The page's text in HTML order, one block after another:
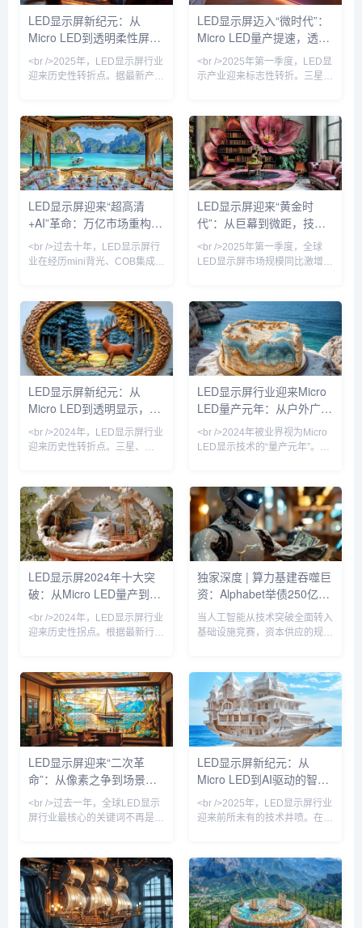
突破0.3mm，亮度达到
10000nits，在强光环境下依然
保持高对比度。与此同时，
速渗透
LED在亮度、响应速度和寿命上
具有压倒性优势，尤其适合户外
强光环境下的超高清显示。业内
LED显示屏新纪元：从
Micro LED到透明柔性屏，
2025年技术革命如何重塑
视觉产业
<br />2025年，LED显示屏行业
迎来历史性转折点。据最新产业
99.9%，单颗成本下降40%，这
意味着困扰行业十年的“量产魔
咒”正式解除。与传统的LCD和
OLED相比，Micro LED在亮
度、寿命和响应速度上实现了数
量级提升，尤其是在户外强光环
境下，其20000尼特以上的峰值
亮度让画面依然清晰锐利。业内
LED显示屏迈入“微时代”：
Micro LED量产提速，透明
屏与虚拟拍摄引爆新场景
<br />2025年第一季度，LED显
示产业迎来标志性转折。三星、
片良率突破99.99%，巨量转移
效率提升至每小时200万颗。这
意味着困扰行业十年的“成本悬
崖”开始松动——以P0.4以下间
距产品为例，单位面积造价较去
年同期下降37%，首次低于同规
格OLED商用拼接屏。行业分析
师指出，Micro LED不再是“概念
LED显示屏迎来“超高清
+AI”革命：万亿市场重构进
行时
<br />过去十年，LED显示屏行
业在经历mini背光、COB集成封
星、索尼与国内京东方、利亚德
相继宣布Micro LED芯片良率突
破99.99%，像素点间距进入
P0.3以下微米级时代。这意味
着，LED显示屏首次能在保持无
缝拼接优势的同时，实现堪比
OLED的对比度与色彩表现，且
功耗降低40%以上。行业分析师
LED显示屏迎来“黄金时
代”：从巨幕到微距，技术
革命重塑视觉产业
<br />2025年第一季度，全球
LED显示屏市场规模同比激增
广告牌的全面升级与影视虚拟制
作棚的井喷式扩张。在纽约时代
广场，一块面积超过2000平方
米的裸眼3D LED屏刚刚刷新了
吉尼斯世界纪录；而在好莱坞，
超过60%的绿幕影棚已替换为
LED虚拟背景墙。业内分析师指
出，LED显示屏正从“显示工具”
面积产值较五年
LED显示屏新纪元：从
Micro LED到透明显示，
2024年技术革命如何重塑
视觉产业
<br />2024年，LED显示屏行业
迎来历史性转折点。三星、
关键节点，而苹果手表率先采用
Micro LED面板的消息更让整个
产业链沸腾。据《华尔街日报》
获得的供应链数据，Micro LED
芯片成本在过去12个月中下降
了42%，远超行业年初预测的
25%。这意味着，曾经被视为
“天价”的Micro LED电视，零售
LED显示屏行业迎来Micro
LED量产元年：从户外广告
到虚拟影棚的颠覆性变革
<br />2024年被业界视为Micro
LED显示技术的“量产元年”。最
星、苹果、京东方等头部厂商的
Micro LED生产线已实现小批量
出货。与传统的LCD和OLED相
比，Micro LED在亮度、响应速
度和功耗方面具有压倒性优势，
尤其是在户外强光环境下，其亮
度可达20000nit以上，且寿命超
过100000小时。业内分析师指
LED显示屏2024年十大突
破：从Micro LED量产到AI
驱动数字户外广告的革命性
蜕变
<br />2024年，LED显示屏行业
迎来历史性拐点。根据最新行业
前下降60%，三星、苹果、京东
方等巨头纷纷加速布局。此前被
诟病为“实验室技术”的Micro
LED，如今已出现在高端商用显
示、车载AR-HUD乃至可穿戴设
备中。某头部面板厂商透露，其
新一代Micro LED显示屏的亮度
已达到10000尼特，功耗却降低
独家深度 | 算力基建吞噬巨
资：Alphabet举债250亿，
软银质押OpenAI股权撬动
百亿贷款
当人工智能从技术突破全面转入
基础设施竞赛，资本供应的规模
响力的科技投资主体——
Alphabet Inc. 与软银集团——
相继披露了规模空前的债务融资
方案，清晰勾勒出这场AI军备竞
赛已迈入高杠杆、长周期、重资
本的新阶段。据知情人士及监管
文件显示，谷歌母公司Alphabet
计划在公开市场分十批发行公司
筹资目标介于20...
LED显示屏迎来“二次革
命”：从像素之争到场景智
能的跃迁
<br />过去一年，全球LED显示
屏行业最核心的关键词不再是
最新的十份产业调研报告，
Micro LED在60英寸以下显示领
域的良率突破至99.99%的实验
室水平，而巨量转移设备成本同
比降低42%，这直接推动三星、
LED显示屏新纪元：从
Micro LED到AI驱动的智慧
屏革命
<br />2025年，LED显示屏行业
迎来前所未有的技术井喷。在刚
同时展示了基于Micro LED技术
的全新产品线，像素间距首次突
破P0.3以下，亮度达到10000尼
特，对比度提升至理论极限。更
令人振奋的是，中国企业利亚德